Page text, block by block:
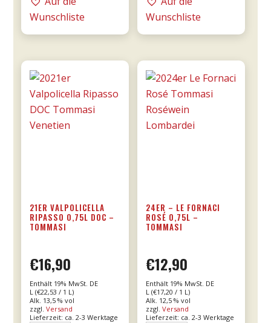
-
Menge
Wunschliste
Wunschliste
21ER VALPOLICELLA
RIPASSO 0,75L DOC –
TOMMASI
€16,90
Enthält 19% MwSt. DE
L (€22,53 / 1 L)
Alk. 13,5 % vol
zzgl. Versand
Lieferzeit: ca. 2-3 Werktage
24ER – LE FORNACI
ROSÉ 0,75L –
TOMMASI
€12,90
Enthält 19% MwSt. DE
L (€17,20 / 1 L)
Alk. 12,5 % vol
zzgl.Versand
Lieferzeit: ca. 2-3 Werktage